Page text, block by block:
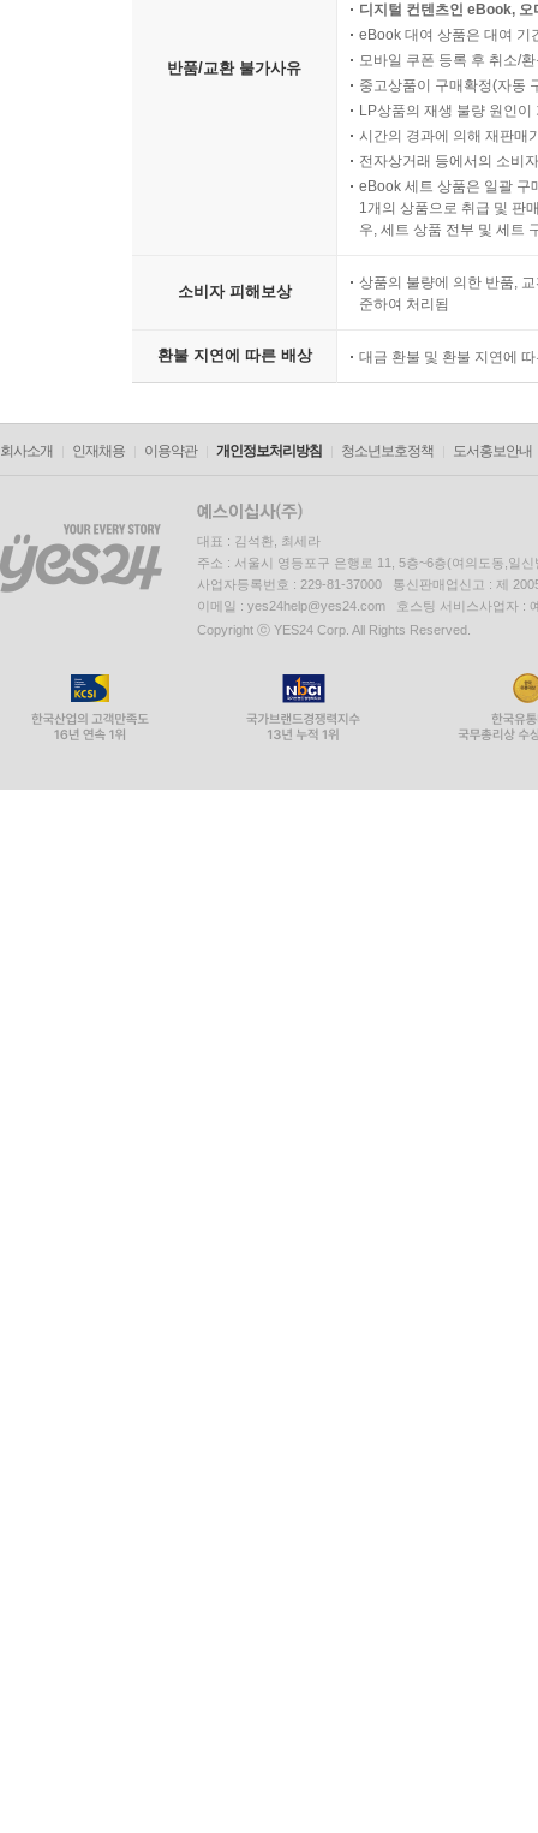
반품/교환 불가사유
디지털 컨텐츠인 eBook,
eBook 대여 상품은 대여 기
모바일 쿠폰 등록 후 취소/
중고상품이 구매확정(자동
LP상품의 재생 불량 원인
시간의 경과에 의해 재판매
전자상거래 등에서의 소비
eBook 세트 상품은 일괄 구
1개의 상품으로 취급 및 판
우, 세트 상품 전부 및 세트
소비자 피해보상
상품의 불량에 의한 반품,
준하여 처리됨
환불 지연에 따른 배상 대금 환불 및 환불 지연에
회사소개 인재채용 이용약관 개인정보처리방침 청소년보호정책 도서홍보안내
대표 : 김석환, 최세라
주소 : 서울시 영등포구 은행로 11, 5층~6층(여의도동,일신
사업자등록번호 : 229-81-37000 통신판매업신고 : 제
이메일 : yes24help@yes24.com 호스팅 서비스사업자 :
Copyright ⓒ YES24 Corp. All Rights Reserved.